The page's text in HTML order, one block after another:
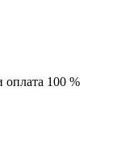
оплата 100 %